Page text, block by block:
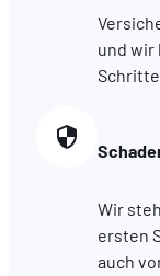
hébergé sur un
und wir
Wir
ersten
auch